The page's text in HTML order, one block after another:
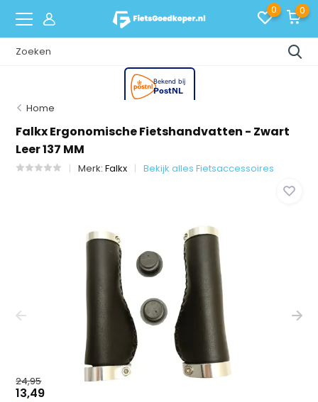
0 0
Home
Falkx Ergonomische Fietshandvatten - Zwart
Leer 137 MM
Merk:Falkx Bekijk alles Fietsaccessoires
24,95
13,49